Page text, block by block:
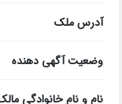
آدرس ملک
وضعیت آگهی دهنده
نام و نام خانوادگی